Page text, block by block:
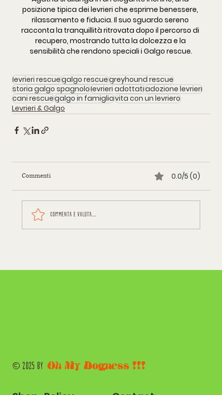
posizione tipica dei levrieri che esprime benessere,
rilassamento e fiducia. Il suo sguardo sereno
racconta la tranquillità ritrovata dopo il percorso di
recupero, mostrando tutta la dolcezza e la
sensibilità che rendono speciali i Galgo rescue.
levrieri rescuegalgo rescuegreyhound rescue
storia galgo spagnololevrieri adottatiadozione levrieri
cani rescuegalgo in famigliavita con un levriero
Levrieri & Galgo
Commenti 0.0/5 (0)
Commenta e valuta...
© 2025 by Oh My Dogness !!!